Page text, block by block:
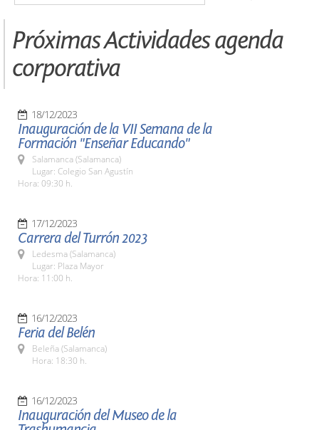
Próximas Actividades agenda
corporativa
18/12/2023
Inauguración de la VII Semana de la
Formación "Enseñar Educando"
Salamanca (Salamanca)
Lugar: Colegio San Agustín
Hora: 09:30 h.
17/12/2023
Carrera del Turrón 2023
Ledesma (Salamanca)
Lugar: Plaza Mayor
Hora: 11:00 h.
16/12/2023
Feria del Belén
Beleña (Salamanca)
Hora: 18:30 h.
16/12/2023
Inauguración del Museo de la